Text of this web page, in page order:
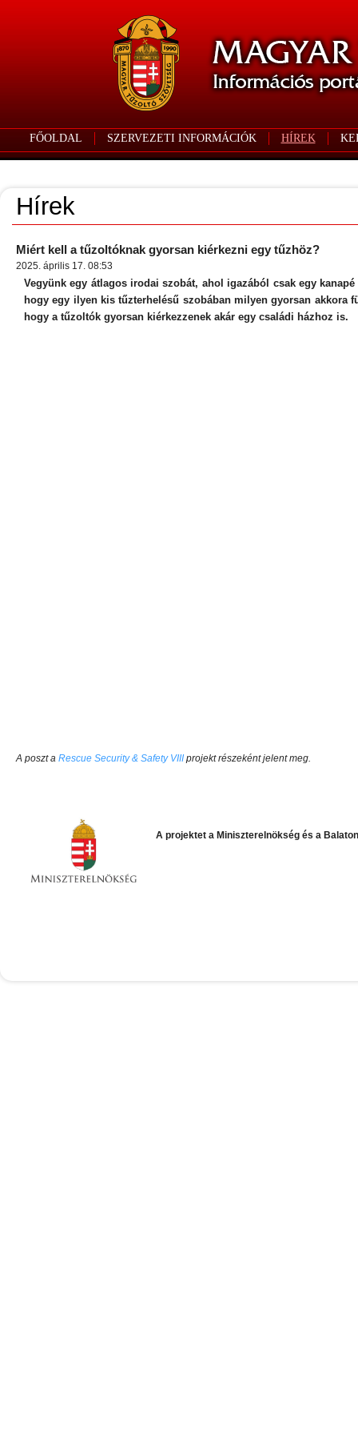
FŐOLDAL SZERVEZETI INFORMÁCIÓK HÍREK
Hírek
Miért kell a tűzoltóknak gyorsan kiérkezni egy tűzhöz?
2025. április 17. 08:53
Vegyünk egy átlagos irodai szobát, ahol igazából csak egy
hogy egy ilyen kis tűzterhelésű szobában milyen gyorsan
hogy a tűzoltók gyorsan kiérkezzenek akár egy családi házhoz is.
A poszt a Rescue Security & Safety VIII projekt részeként jelent meg.
A projektet a Miniszterelnökség és a